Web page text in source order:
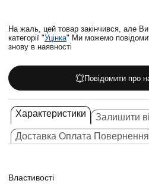
На жаль, цей товар закінчився, але
категорії "Уцінка" Ми можемо
знову в наявності
Повідомити про
Характеристики Залишити
Доставка Оплата Повернення
Властивості